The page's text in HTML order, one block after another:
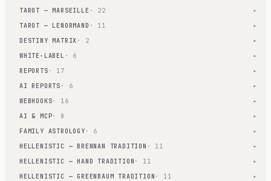
TAROT — MARSEILLE · 22 ▾
TAROT — LENORMAND · 11 ▾
DESTINY MATRIX · 2 ▾
WHITE-LABEL · 6 ▾
REPORTS · 17 ▾
AI REPORTS · 6 ▾
WEBHOOKS· 16 ▾
AI & MCP· 8 ▾
FAMILY ASTROLOGY · 6 ▾
HELLENISTIC — BRENNAN TRADITION · 11 ▾
HELLENISTIC — HAND TRADITION · 11 ▾
HELLENISTIC — GREENBAUM TRADITION · 11 ▾